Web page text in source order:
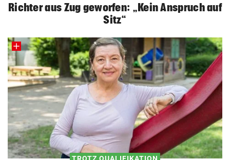
Richter aus Zug geworfen: „Kein Anspruch auf
Sitz“